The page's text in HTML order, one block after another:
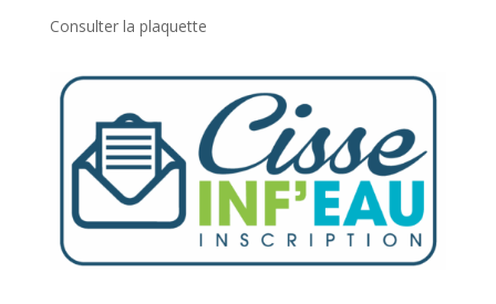
Consulter la plaquette